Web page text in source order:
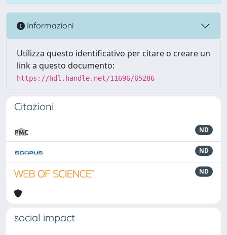
Informazioni
Utilizza questo identificativo per citare o creare un
link a questo documento:
https://hdl.handle.net/11696/65286
Citazioni
ND
ND
ND
social impact